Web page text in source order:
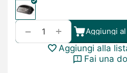
+
− Aggiungi
Aggiungi alla
Fai una